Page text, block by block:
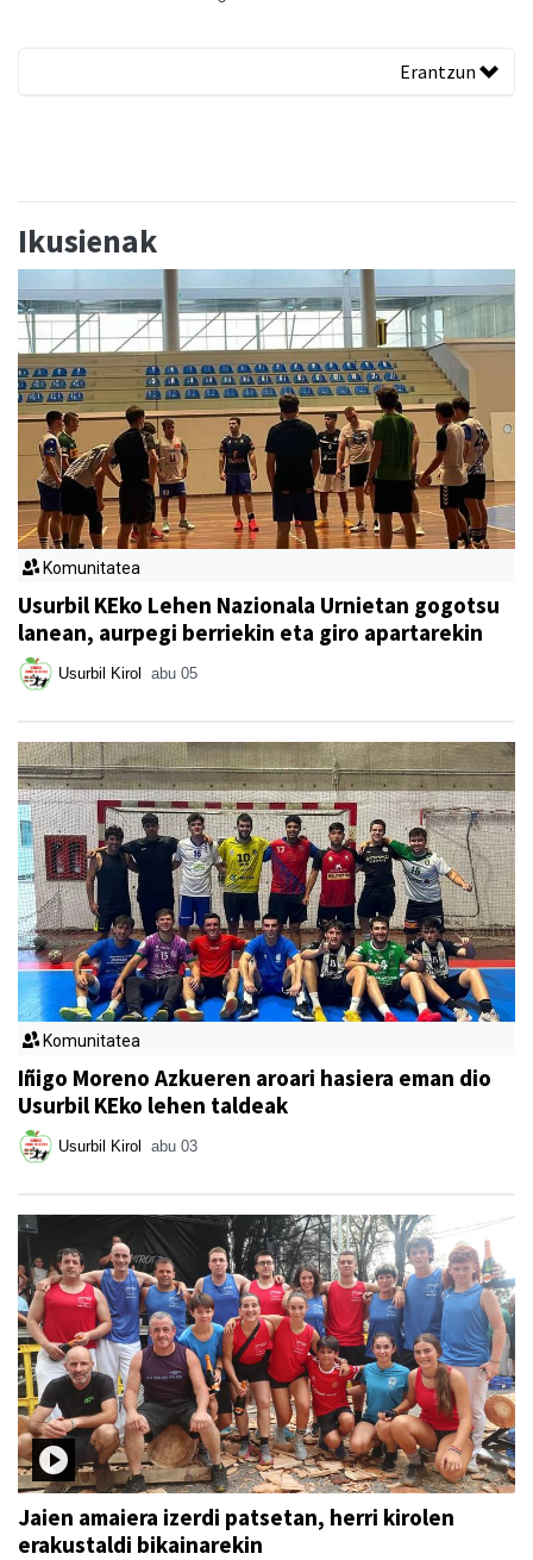
Erantzun
Ikusienak
Komunitatea
Usurbil KEko Lehen Nazionala Urnietan gogotsu
lanean, aurpegi berriekin eta giro apartarekin
Usurbil Kirol abu 05
Komunitatea
Iñigo Moreno Azkueren aroari hasiera eman dio
Usurbil KEko lehen taldeak
Usurbil Kirol abu 03
Jaien amaiera izerdi patsetan, herri kirolen
erakustaldi bikainarekin